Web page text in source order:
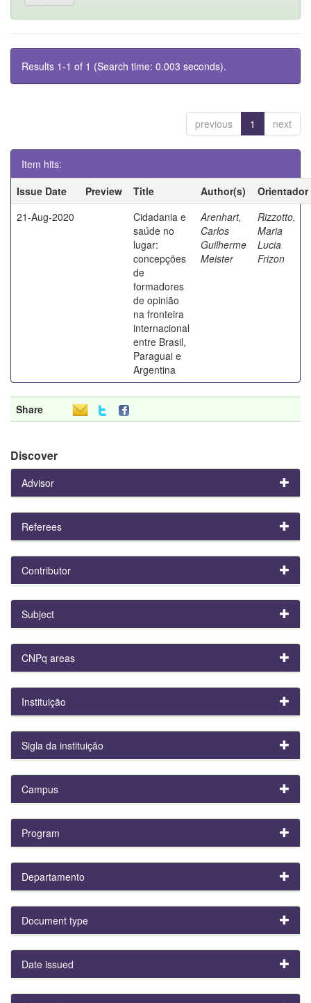
Results 1-1 of 1 (Search time: 0.003 seconds).
previous 1 next
Item hits:
Issue Date
Preview Title Author(s)
Orientador
21-Aug-2020
Cidadania e
saúde no
lugar:
concepções
de
formadores
de opinião
na fronteira
internacional
entre Brasil,
Paraguai e
Argentina
Arenhart,
Carlos
Guilherme
Meister
Rizzotto,
Maria
Lucia
Frizon
Share
Discover
Advisor
Referees
Contributor
Subject
CNPq areas
Instituição
Sigla da instituição
Campus
Program
Departamento
Document type
Date issued